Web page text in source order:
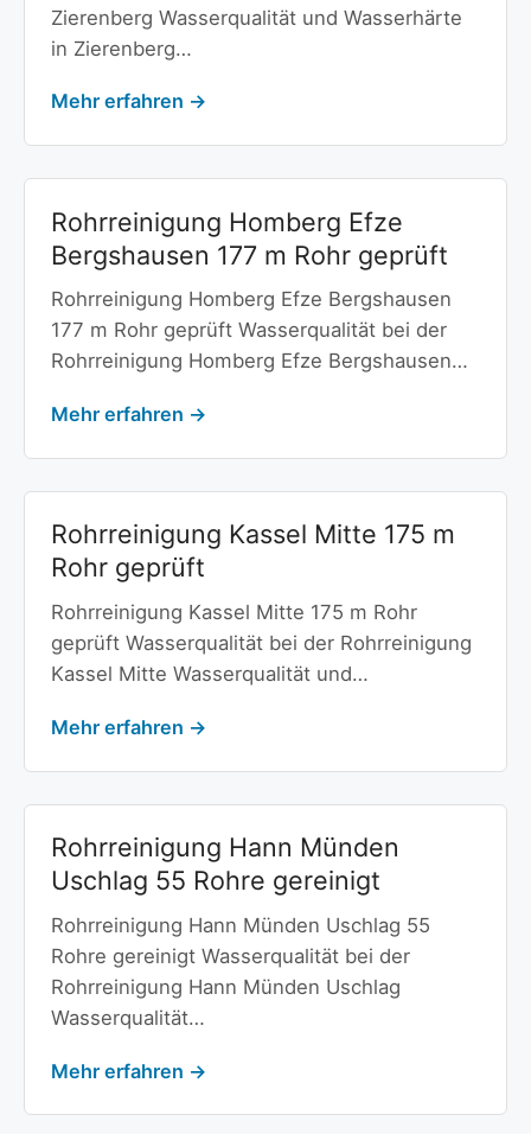
Zierenberg Wasserqualität und Wasserhärte
in Zierenberg…
Mehr erfahren →
Rohrreinigung Homberg Efze
Bergshausen 177 m Rohr geprüft
Rohrreinigung Homberg Efze Bergshausen
177 m Rohr geprüft Wasserqualität bei der
Rohrreinigung Homberg Efze Bergshausen…
Mehr erfahren →
Rohrreinigung Kassel Mitte 175 m
Rohr geprüft
Rohrreinigung Kassel Mitte 175 m Rohr
geprüft Wasserqualität bei der Rohrreinigung
Kassel Mitte Wasserqualität und…
Mehr erfahren →
Rohrreinigung Hann Münden
Uschlag 55 Rohre gereinigt
Rohrreinigung Hann Münden Uschlag 55
Rohre gereinigt Wasserqualität bei der
Rohrreinigung Hann Münden Uschlag
Wasserqualität…
Mehr erfahren →